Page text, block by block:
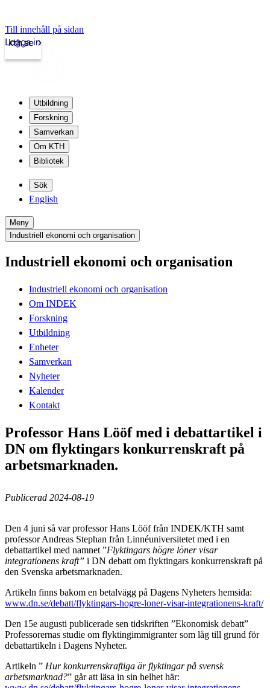
Till innehåll på sidan
kth.se
Logga in
Utbildning
Forskning
Samverkan
Om KTH
Bibliotek
Sök
English
Meny
Industriell ekonomi och organisation
Industriell ekonomi och organisation
Industriell ekonomi och organisation
Om INDEK
Forskning
Utbildning
Enheter
Samverkan
Nyheter
Kalender
Kontakt
Professor Hans Lööf med i debattartikel i
DN om flyktingars konkurrenskraft på
arbetsmarknaden.
Publicerad 2024-08-19
Den 4 juni så var professor Hans Lööf från INDEK/KTH samt
professor Andreas Stephan från Linnéuniversitetet med i en
debattartikel med namnet ”Flyktingars högre löner visar
integrationens kraft” i DN debatt om flyktingars konkurrenskraft på
den Svenska arbetsmarknaden.
Artikeln finns bakom en betalvägg på Dagens Nyheters hemsida:
www.dn.se/debatt/flyktingars-hogre-loner-visar-integrationens-kraft/
Den 15e augusti publicerade sen tidskriften ”Ekonomisk debatt”
Professorernas studie om flyktingimmigranter som låg till grund för
debattartikeln i Dagens Nyheter.
Artikeln ” Hur konkurrenskraftiga är flyktingar på svensk
arbetsmarknad?” går att läsa in sin helhet här: